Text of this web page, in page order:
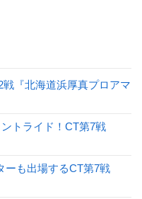
戦『北海道浜厚真プロアマ
トライド！CT第7戦
ーも出場するCT第7戦